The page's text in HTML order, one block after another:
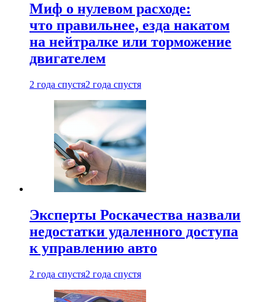
Миф о нулевом расходе:
что правильнее, езда накатом
на нейтралке или торможение
двигателем
2 года спустя2 года спустя
Эксперты Роскачества назвали
недостатки удаленного доступа
к управлению авто
2 года спустя2 года спустя